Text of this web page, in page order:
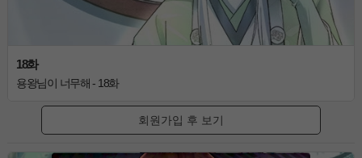
18화
용왕님이 너무해 - 18화
회원가입 후 보기